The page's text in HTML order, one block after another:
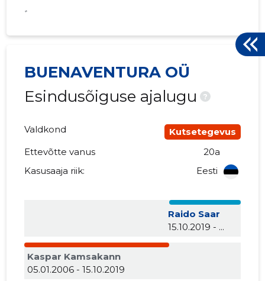
*
BUENAVENTURA OÜ
Esindusõiguse ajalugu
?
Valdkond
Kutsetegevus
Ettevõtte vanus
20a
Kasusaaja riik:
Eesti
Raido Saar
15.10.2019 - ...
Kaspar Kamsakann
05.01.2006 - 15.10.2019